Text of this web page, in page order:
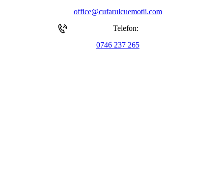
office@cufarulcuemotii.com
Telefon:
0746 237 265